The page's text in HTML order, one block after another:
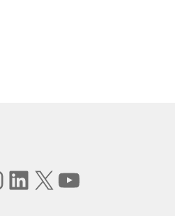
LinkedIn
X YouTube